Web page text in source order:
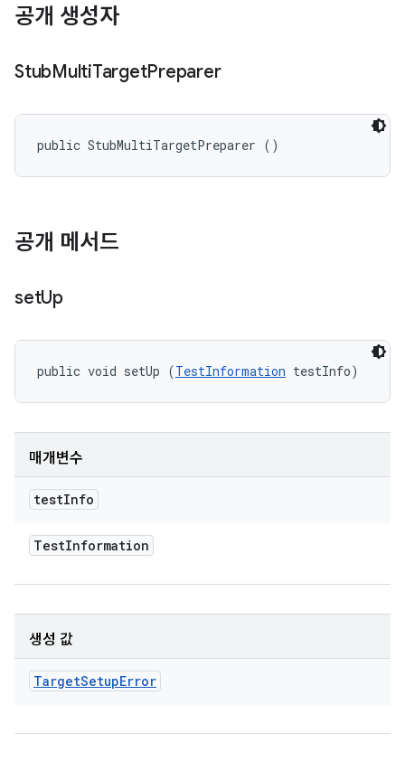
공개 생성자
StubMultiTargetPreparer
public StubMultiTargetPreparer ()
공개 메서드
setUp
public void setUp (TestInformation testInfo)
매개변수
testInfo
TestInformation
생성 값
TargetSetupError